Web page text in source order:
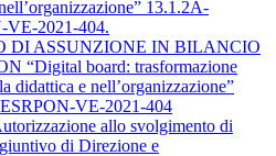
13.1.2A-
VE-2021-404.
DI ASSUNZIONE IN BILANCIO
“Digital board: trasformazione
didattica e nell’organizzazione”
VE-2021-404
allo svolgimento di
di Direzione e